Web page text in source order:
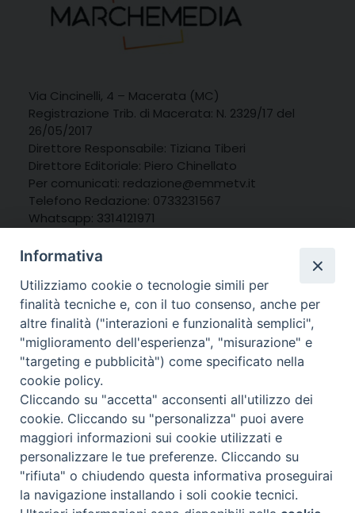
Via Cincinelli, 4 – Macerata (MC)
Registrazione Trib. di Macerata: N. 2329/17 del
26/05/2017
Direttore Responsabile: Tiziana Tiberi
Direttore Editoriale: Piero Chinellato
Per comunicati: redazione@emmetv.it
Telefono Redazione: 0733231567
Whatsapp: 3314121971
© 2025 MarcheMedia s.c. – Via Cincinelli 4 – 62100
Macerata
Partita IVA: 01337550436 | Informativa sulla Privacy
Informativa
Utilizziamo cookie o tecnologie simili per
finalità tecniche e, con il tuo consenso, anche per
altre finalità ("interazioni e funzionalità semplici",
"miglioramento dell'esperienza", "misurazione" e
"targeting e pubblicità") come specificato nella
cookie policy.
Cliccando su "accetta" acconsenti all'utilizzo dei
cookie. Cliccando su "personalizza" puoi avere
maggiori informazioni sui cookie utilizzati e
personalizzare le tue preferenze. Cliccando su
"rifiuta" o chiudendo questa informativa proseguirai
la navigazione installando i soli cookie tecnici.